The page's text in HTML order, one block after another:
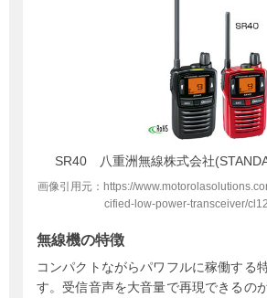
SR40 八重洲無線株式会社
画像引用元：https://
cified-low-power-transceiver/
無線機の特徴
コンパクトながらパワフルに稼働する
す。受信音声を大音量で再現できるの